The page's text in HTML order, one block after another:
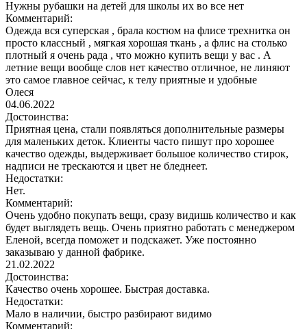
Нужны рубашки на детей для школы их во все нет
Комментарий:
Одежда вся суперская , брала костюм на флисе трехнитка он
просто классный , мягкая хорошая ткань , а флис на столько
плотный я очень рада , что можно купить вещи у вас . А
летние вещи вообще слов нет качество отличное, не линяют
это самое главное сейчас, к телу приятные и удобные
Олеся
04.06.2022
Достоинства:
Приятная цена, стали появляться дополнительные размеры
для маленьких деток. Клиенты часто пишут про хорошее
качество одежды, выдерживает большое количество стирок,
надписи не трескаются и цвет не бледнеет.
Недостатки:
Нет.
Комментарий:
Очень удобно покупать вещи, сразу видишь количество и как
будет выглядеть вещь. Очень приятно работать с менеджером
Еленой, всегда поможет и подскажет. Уже постоянно
заказываю у данной фабрике.
21.02.2022
Достоинства:
Качество очень хорошее. Быстрая доставка.
Недостатки:
Мало в наличии, быстро разбирают видимо
Комментарий: